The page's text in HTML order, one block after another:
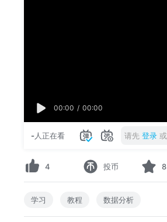
00:00 / 00:00
-人正在看 请先 登录 或
4 投币 8
学习 教程 数据分析